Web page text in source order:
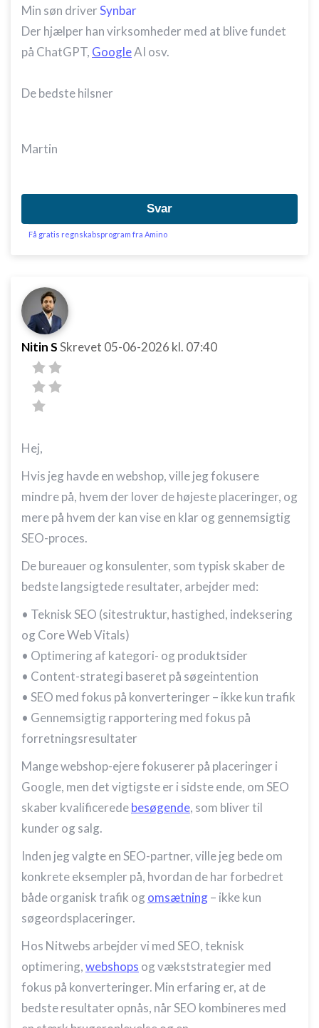
Min søn driverSynbar
Der hjælper han virksomheder med at blive fundet
på ChatGPT, GoogleAI osv.
De bedste hilsner
Martin
Svar
Få gratis regnskabsprogram fra Amino
Nitin SSkrevet 05-06-2026 kl. 07:40
Hej,
Hvis jeg havde en webshop, ville jeg fokusere
mindre på, hvem der lover de højeste placeringer, og
mere på hvem der kan vise en klar og gennemsigtig
SEO-proces.
De bureauer og konsulenter, som typisk skaber de
bedste langsigtede resultater, arbejder med:
• Teknisk SEO (sitestruktur, hastighed, indeksering
og Core Web Vitals)
• Optimering af kategori- og produktsider
• Content-strategi baseret på søgeintention
• SEO med fokus på konverteringer – ikke kun trafik
• Gennemsigtig rapportering med fokus på
forretningsresultater
Mange webshop-ejere fokuserer på placeringer i
Google, men det vigtigste er i sidste ende, om SEO
skaber kvalificeredebesøgende, som bliver til
kunder og salg.
Inden jeg valgte en SEO-partner, ville jeg bede om
konkrete eksempler på, hvordan de har forbedret
både organisk trafik og omsætning– ikke kun
søgeordsplaceringer.
Hos Nitwebs arbejder vi med SEO, teknisk
optimering,webshops og vækststrategier med
fokus på konverteringer. Min erfaring er, at de
bedste resultater opnås, når SEO kombineres med